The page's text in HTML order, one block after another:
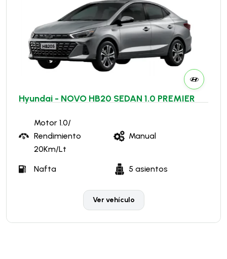
Hyundai - NOVO HB20 SEDAN 1.0 PREMIER
Motor 1.0/
Rendimiento
20Km/Lt
Manual
Nafta 5 asientos
Ver vehículo